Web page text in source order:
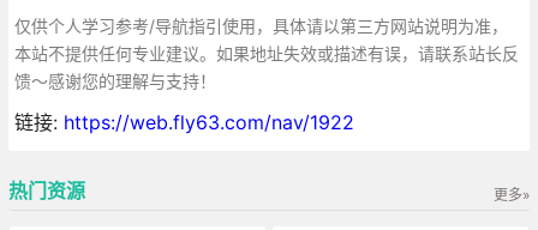
仅供个人学习参考/导航指引使用，具体请以第三方网站说明为准，
本站不提供任何专业建议。如果地址失效或描述有误，请联系站长反
馈～感谢您的理解与支持！
链接: https://web.fly63.com/nav/1922
更多»
热门资源